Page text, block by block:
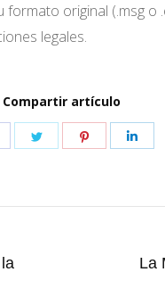
original (.msg
legales.
Compartir artículo
Share Share
Share
Publicación
La